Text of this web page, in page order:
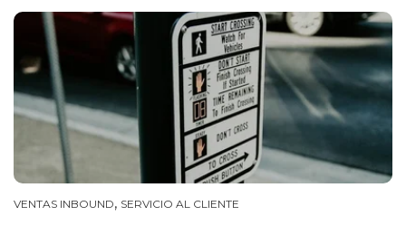
VENTAS INBOUND, SERVICIO AL CLIENTE